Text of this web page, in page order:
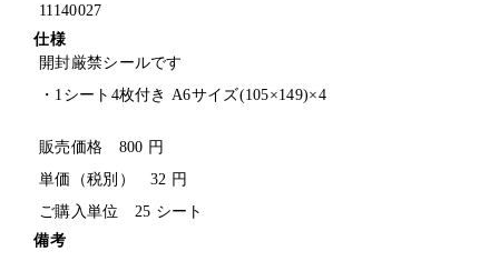
11140027
仕様
開封厳禁シールです
・1シート4枚付き A6サイズ(105×149)×4
販売価格 800 円
単価（税別） 32 円
ご購入単位 25 シート
備考